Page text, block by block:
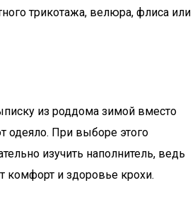
трикотажа, велюра, флиса или
из роддома зимой вместо
одеяло. При выборе этого
изучить наполнитель, ведь
комфорт и здоровье крохи.